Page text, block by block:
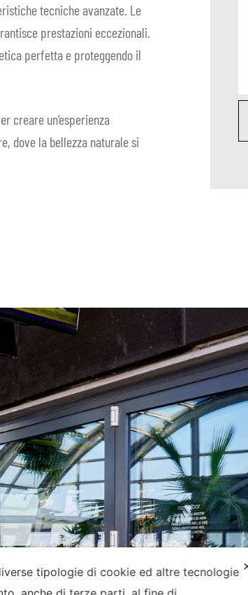
tecniche avanzate. Le
prestazioni eccezionali.
perfetta e proteggendo il
creare un’esperienza
dove la bellezza naturale si
tipologie di cookie ed altre tecnologie